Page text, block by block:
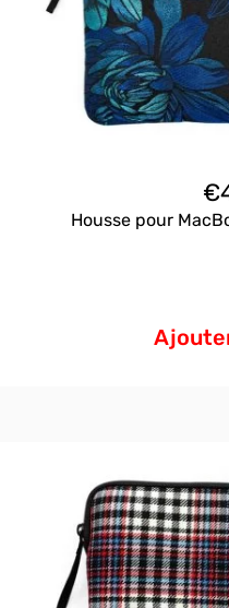
€
Housse pour